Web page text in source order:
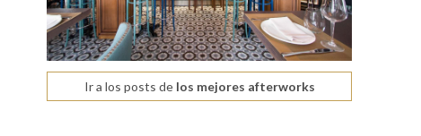
Ir a los posts delos mejores afterworks